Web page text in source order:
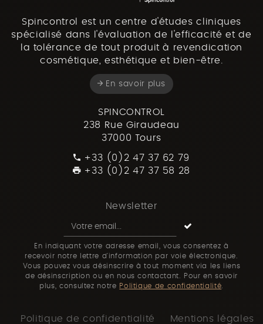
Spincontrol est un centre d'études cliniques
spécialisé dans l'évaluation de l'efficacité et de
la tolérance de tout produit à revendication
cosmétique, esthétique et bien-être.
En savoir plus
SPINCONTROL
238 Rue Giraudeau
37000 Tours
+33 (0)2 47 37 62 79
+33 (0)2 47 37 58 28
Newsletter
En indiquant votre adresse email, vous consentez à
recevoir notre lettre d'information par voie électronique.
Vous pouvez vous désinscrire à tout moment via les liens
de désinscription ou en nous contactant. Pour en savoir
plus, consultez notre Politique de confidentialité
Politique de confidentialité
Mentions légales